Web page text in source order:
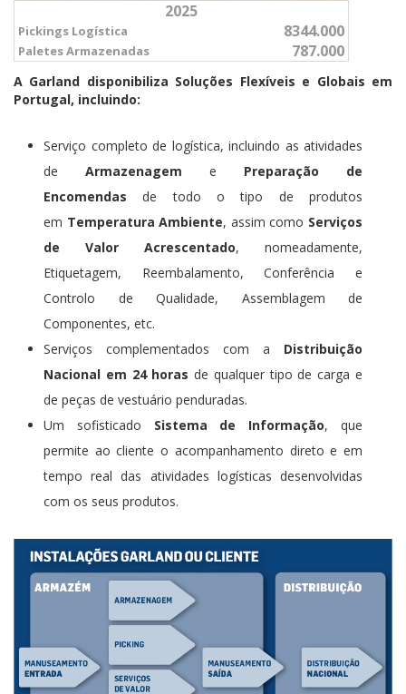
2025
Pickings Logística 8344.000
Paletes Armazenadas 787.000
A Garland disponibiliza Soluções Flexíveis e Globais em
Portugal, incluindo:
Serviço completo de logística, incluindo as atividades
de Armazenagem e Preparação de
Encomendas de todo o tipo de produtos
em Temperatura Ambiente, assim como Serviços
de Valor Acrescentado, nomeadamente,
Etiquetagem, Reembalamento, Conferência e
Controlo de Qualidade, Assemblagem de
Componentes, etc.
Serviços complementados com a Distribuição
Nacional em 24 horas de qualquer tipo de carga e
de peças de vestuário penduradas.
Um sofisticado Sistema de Informação, que
permite ao cliente o acompanhamento direto e em
tempo real das atividades logísticas desenvolvidas
com os seus produtos.